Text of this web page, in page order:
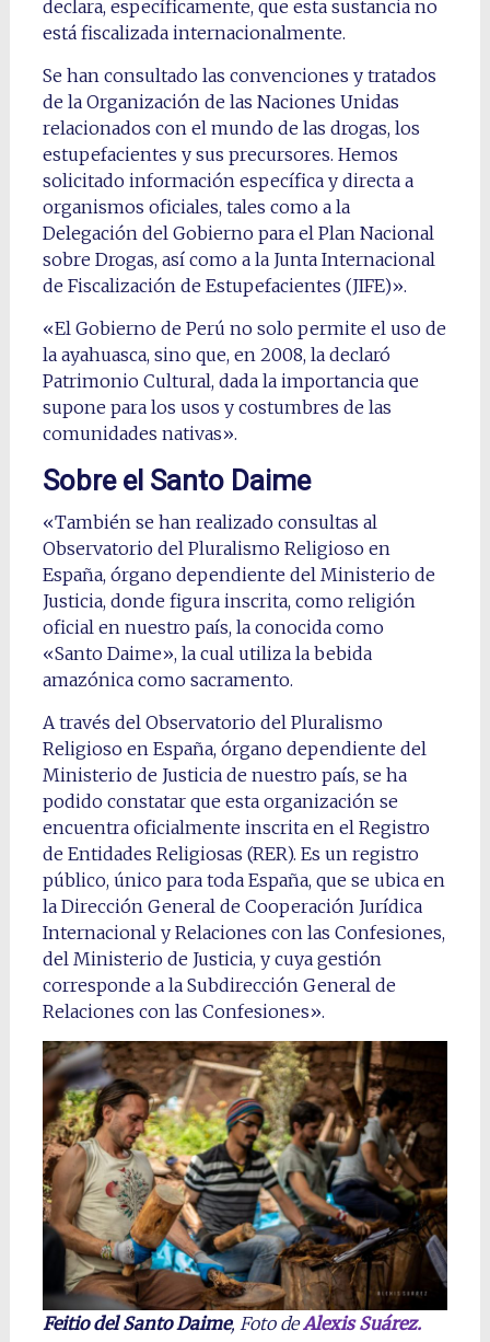
declara, específicamente, que esta sustancia no
está fiscalizada internacionalmente.
Se han consultado las convenciones y tratados
de la Organización de las Naciones Unidas
relacionados con el mundo de las drogas, los
estupefacientes y sus precursores. Hemos
solicitado información específica y directa a
organismos oficiales, tales como a la
Delegación del Gobierno para el Plan Nacional
sobre Drogas, así como a la Junta Internacional
de Fiscalización de Estupefacientes (JIFE)».
«El Gobierno de Perú no solo permite el uso de
la ayahuasca, sino que, en 2008, la declaró
Patrimonio Cultural, dada la importancia que
supone para los usos y costumbres de las
comunidades nativas».
Sobre el Santo Daime
«También se han realizado consultas al
Observatorio del Pluralismo Religioso en
España, órgano dependiente del Ministerio de
Justicia, donde figura inscrita, como religión
oficial en nuestro país, la conocida como
«Santo Daime», la cual utiliza la bebida
amazónica como sacramento.
A través del Observatorio del Pluralismo
Religioso en España, órgano dependiente del
Ministerio de Justicia de nuestro país, se ha
podido constatar que esta organización se
encuentra oficialmente inscrita en el Registro
de Entidades Religiosas (RER). Es un registro
público, único para toda España, que se ubica en
la Dirección General de Cooperación Jurídica
Internacional y Relaciones con las Confesiones,
del Ministerio de Justicia, y cuya gestión
corresponde a la Subdirección General de
Relaciones con las Confesiones».
Feitio del Santo Daime, Foto deAlexis Suárez.